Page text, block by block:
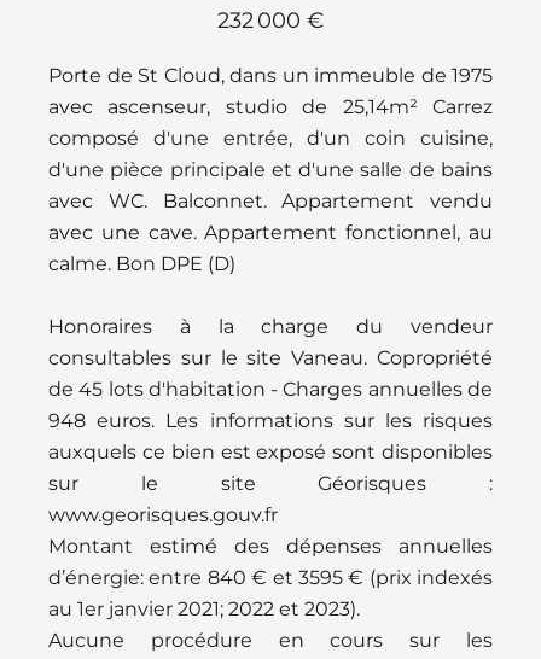
232 000 €
Porte de St Cloud, dans un immeuble de 1975
avec ascenseur, studio de 25,14m² Carrez
composé d'une entrée, d'un coin cuisine,
d'une pièce principale et d'une salle de bains
avec WC. Balconnet. Appartement vendu
avec une cave. Appartement fonctionnel, au
calme. Bon DPE (D)
Honoraires à la charge du vendeur
consultables sur le site Vaneau. Copropriété
de 45 lots d'habitation - Charges annuelles de
948 euros. Les informations sur les risques
auxquels ce bien est exposé sont disponibles
sur le site Géorisques :
www.georisques.gouv.fr
Montant estimé des dépenses annuelles
d’énergie: entre 840 € et 3595 € (prix indexés
au 1er janvier 2021; 2022 et 2023).
Aucune procédure en cours sur les